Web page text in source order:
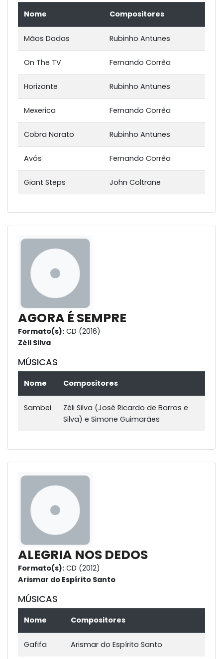
Nome Compositores
Mãos Dadas Rubinho Antunes
On The TV Fernando Corrêa
Horizonte Rubinho Antunes
Mexerica Fernando Corrêa
Cobra Norato Rubinho Antunes
Avós Fernando Corrêa
Giant Steps John Coltrane
AGORA É SEMPRE
Formato(s): CD (2016)
Zéli Silva
MÚSICAS
Nome Compositores
Sambei
Zéli Silva (José Ricardo de Barros e
Silva) e Simone Guimarães
ALEGRIA NOS DEDOS
Formato(s): CD (2012)
Arismar do Espírito Santo
MÚSICAS
Nome Compositores
Gafifa Arismar do Espírito Santo